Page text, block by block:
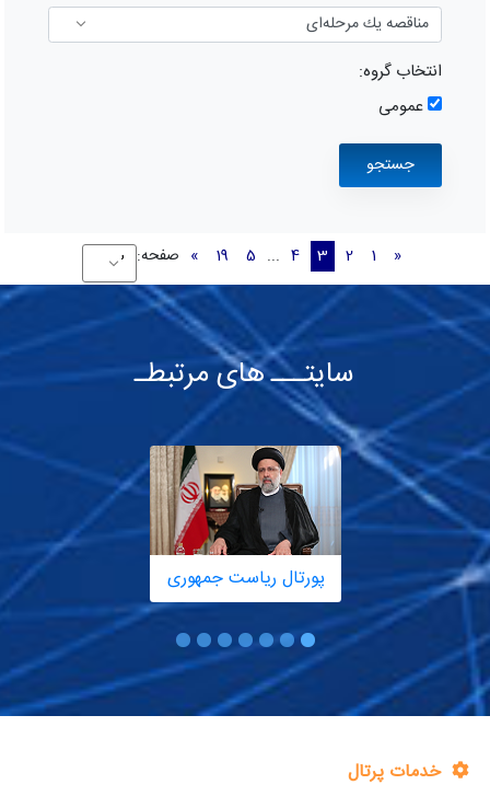
انتخاب گروه:
عمومی
«
1
2
3
4
...
5
19
» صفحه:
سایتـــ های مرتبطـ
پورتال ریاست جمهوری
خدمات پرتال